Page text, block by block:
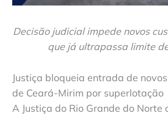
Decisão judicial impede novos
que já ultrapassa limite
Justiça bloqueia entrada de
de Ceará-Mirim por superlotação
A Justiça do Rio Grande do Norte